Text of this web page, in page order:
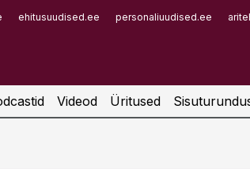
ehitusuudised.ee personaliuudised.ee
Videod Üritused